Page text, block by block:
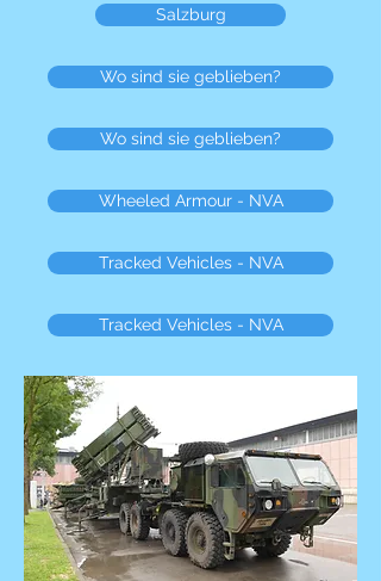
Salzburg
Wo sind sie geblieben?
Wo sind sie geblieben?
Wheeled Armour - NVA
Tracked Vehicles - NVA
Tracked Vehicles - NVA